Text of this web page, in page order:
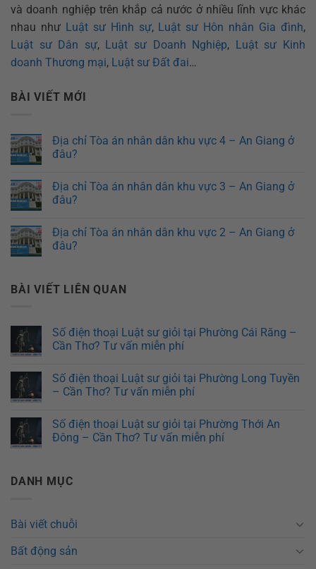
và doanh nghiệp trên khắp cả nước ở nhiều lĩnh vực khác
nhau như Luật sư Hình sự, Luật sư Hôn nhân Gia đình,
Luật sư Dân sự, Luật sư Doanh Nghiệp, Luật sư Kinh
doanh Thương mại, Luật sư Đất đai…
BÀI VIẾT MỚI
Địa chỉ Tòa án nhân dân khu vực 4 – An Giang ở
đâu?
Địa chỉ Tòa án nhân dân khu vực 3 – An Giang ở
đâu?
Địa chỉ Tòa án nhân dân khu vực 2 – An Giang ở
đâu?
BÀI VIẾT LIÊN QUAN
Số điện thoại Luật sư giỏi tại Phường Cái Răng –
Cần Thơ? Tư vấn miễn phí
Số điện thoại Luật sư giỏi tại Phường Long Tuyền
– Cần Thơ? Tư vấn miễn phí
Số điện thoại Luật sư giỏi tại Phường Thới An
Đông – Cần Thơ? Tư vấn miễn phí
DANH MỤC
Bài viết chuỗi
Bất động sản